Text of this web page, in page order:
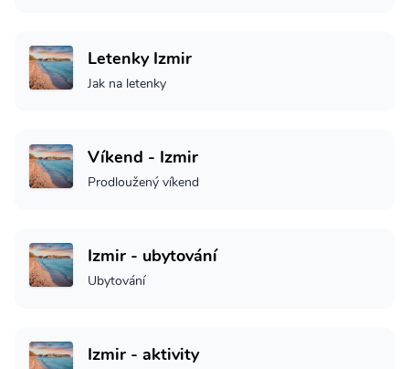
Letenky Izmir
Jak na letenky
Víkend - Izmir
Prodloužený víkend
Izmir - ubytování
Ubytování
Izmir - aktivity